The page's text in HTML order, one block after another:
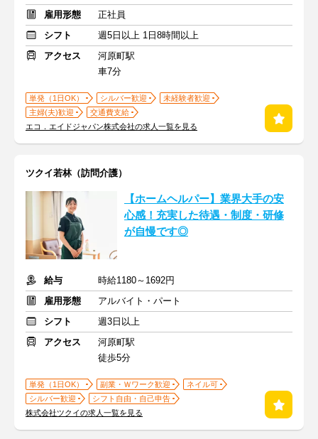
雇用形態
正社員
シフト
週5日以上 1日8時間以上
アクセス
河原町駅
車7分
単発（1日OK） シルバー歓迎
未経験者歓迎
主婦(夫)歓迎
交通費支給
エコ．エイドジャパン株式会社の求人一覧を見る
ツクイ若林（訪問介護）
【ホームヘルパー】業界大手の安
心感！充実した待遇・制度・研修
が自慢です◎
給与
時給1180～1692円
雇用形態
アルバイト・パート
シフト
週3日以上
アクセス
河原町駅
徒歩5分
単発（1日OK） 副業・Ｗワーク歓迎
ネイル可
シルバー歓迎
シフト自由・自己申告
株式会社ツクイの求人一覧を見る